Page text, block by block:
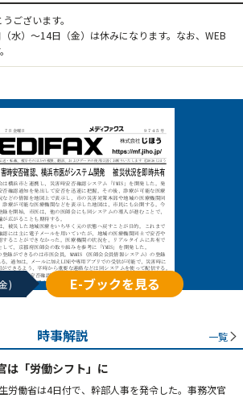
ございます。
水）～14日（金）は休みになります。なお、WEB
) E-ブックを見る
時事解説 一覧
は「労働シフト」に
労働省は4日付で、幹部人事を発令した。事務次官